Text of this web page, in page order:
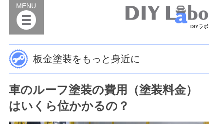
DIYラボ
MENU
板金塗装をもっと身近に
車のルーフ塗装の費用（塗装料金）
はいくら位かかるの？